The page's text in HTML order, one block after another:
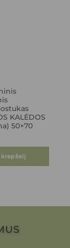
KALĖDOS
50×70
krepšelį